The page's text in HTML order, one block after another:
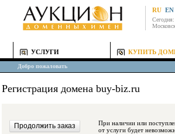
RU EN
Сегодня:
УСЛУГИ КУПИТЬ
Добро пожаловать
Регистрация домена buy-biz.ru
При наличии или поступлении
от услуги будет